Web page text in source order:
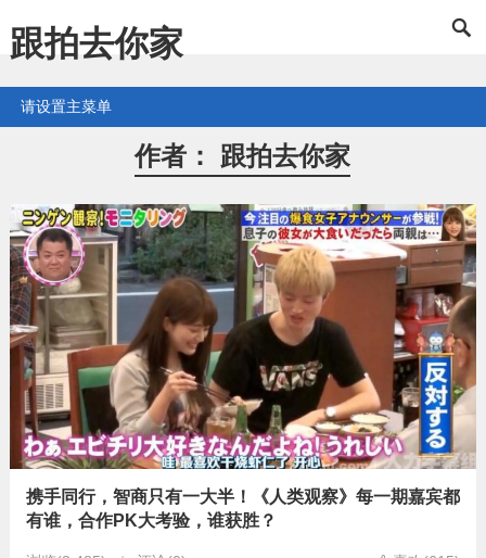
跟拍去你家
请设置主菜单
作者： 跟拍去你家
携手同行，智商只有一大半！《人类观察》每一期嘉宾都
有谁，合作PK大考验，谁获胜？